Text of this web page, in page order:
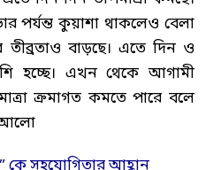
পর্যন্ত কুয়াশা থাকলেও বেলা
তীব্রতাও বাড়ছে। এতে দিন ও
হচ্ছে। এখন থেকে আগামী
ক্রমাগত কমতে পারে বলে
আলো